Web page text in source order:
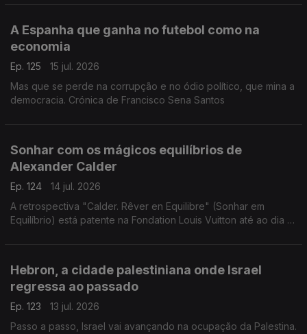
A Espanha que ganha no futebol como na
economia
Ep. 125
15 jul. 2026
Mas que se perde na corrupção e no ódio político, que mina a
democracia. Crónica de Francisco Sena Santos
Sonhar com os mágicos equilíbrios de
Alexander Calder
Ep. 124
14 jul. 2026
A retrospectiva "Calder. Rêver en Equilibre" (Sonhar em
Equilíbrio) está patente na Fondation Louis Vuitton até ao dia 16
Hebron, a cidade palestiniana onde Israel
regressa ao passado
Ep. 123
13 jul. 2026
Passo a passo, Israel vai avançando na ocupação da Palestina.